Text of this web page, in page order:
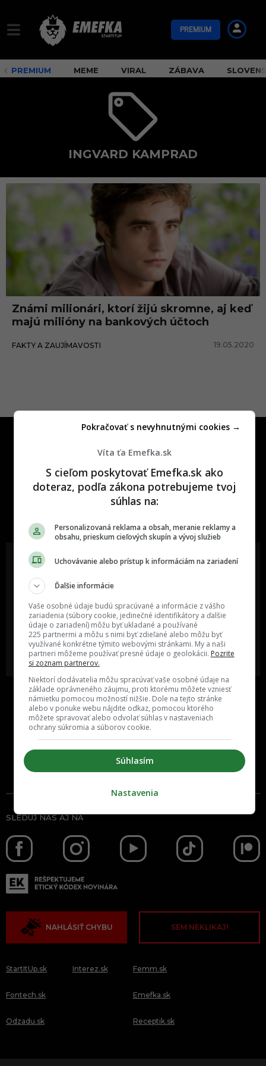
PREMIUM
PREMIUM MEME VIRAL ZÁBAVA
INGVARD KAMPRAD
I
n
v
a
r
d
K
m
a
d
Známi milionári, ktorí žijú skromne, aj keď
majú milióny na bankových účtoch
FAKTY A ZAUJÍMAVOSTI 19.05.2020
One time najzábavnejšie miesto na
slovenskom internete, next time
Oslov reklamou viac ako milión
ľudí v rôznych vekových
kategóriách a na rôznych
sociálnych sieťach a nakopni svoj
biznis alebo produkt.
MÁM ZÁUJEM O
SPOLUPRÁCU
mali určite napísať?
POŠLI NÁM TIP NA ČLÁNOK
SLEDUJ NÁS AJ NA
NAHLÁSIŤ CHYBU SEM NEKLIKAJ!
StartItUp.sk
Fontech.sk
Odzadu.sk
Interez.sk Femm.sk
Emefka.sk
Receptik.sk
Víta ťa Emefka.sk
S cieľom poskytovať Emefka.sk ako
doteraz, podľa zákona potrebujeme tvoj
súhlas na:
Personalizovaná reklama a obsah, meranie reklamy a
obsahu, prieskum cieľových skupín a vývoj služieb
Uchovávanie alebo prístup k informáciám na zariadení
Ďalšie informácie
Vaše osobné údaje budú spracúvané a informácie z vášho
zariadenia (súbory cookie, jedinečné identifikátory a ďalšie
údaje o zariadení) môžu byť ukladané a používané
225 partnermi a môžu s nimi byť zdieľané alebo môžu byť
využívané konkrétne týmito webovými stránkami. My a naši
partneri môžeme používať presné údaje o geolokácii. Pozrite
si zoznam partnerov.
Niektorí dodávatelia môžu spracúvať vaše osobné údaje na
základe oprávneného záujmu, proti ktorému môžete vzniesť
námietku pomocou možností nižšie. Dole na tejto stránke
alebo v ponuke webu nájdite odkaz, pomocou ktorého
môžete spravovať alebo odvolať súhlas v nastaveniach
ochrany súkromia a súborov cookie.
Súhlasím
Pokračovať s nevyhnutnými cookies →
Nastavenia